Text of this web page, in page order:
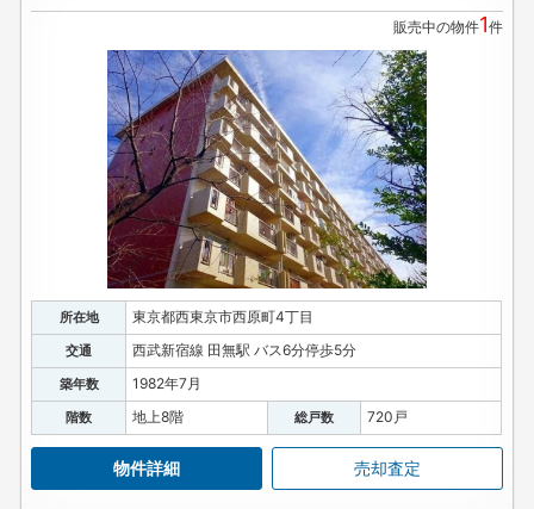
販売中の物件1件
所在地 東京都西東京市西原町4丁目
交通 西武新宿線 田無駅 バス6分停歩5分
築年数 1982年7月
階数 地上8階 総戸数 720戸
物件詳細 売却査定